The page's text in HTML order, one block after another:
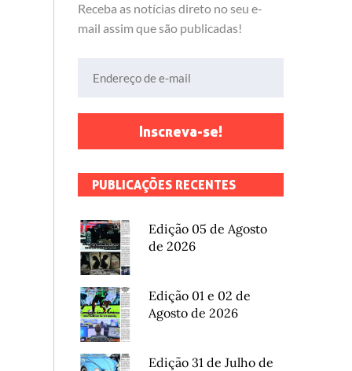
Receba as notícias direto no seu e-
mail assim que são publicadas!
Inscreva-se!
PUBLICAÇÕES RECENTES
Edição 05 de Agosto
de 2026
Edição 01 e 02 de
Agosto de 2026
Edição 31 de Julho de